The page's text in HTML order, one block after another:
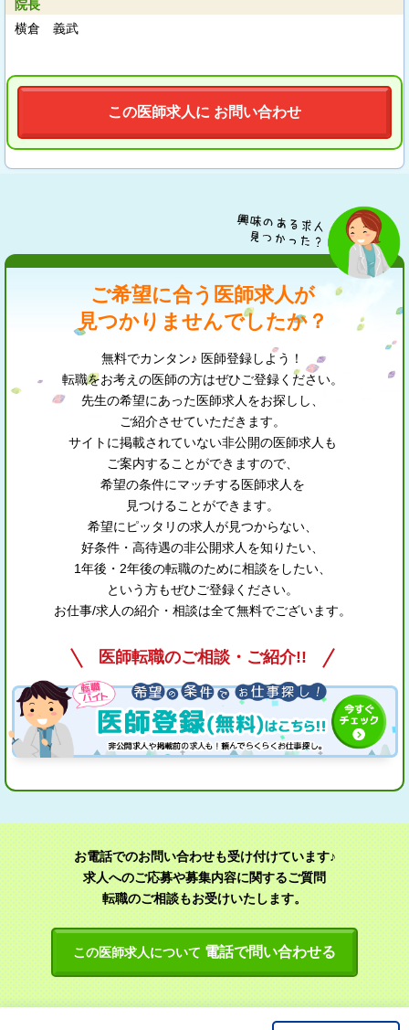
院長
横倉 義武
この医師求人に お問い合わせ
ご希望に合う医師求人が
見つかりませんでしたか？
無料でカンタン♪ 医師登録しよう！
転職をお考えの医師の方はぜひご登録ください。
先生の希望にあった医師求人をお探しし、
ご紹介させていただきます。
サイトに掲載されていない非公開の医師求人も
ご案内することができますので、
希望の条件にマッチする医師求人を
見つけることができます。
希望にピッタリの求人が見つからない、
好条件・高待遇の非公開求人を知りたい、
1年後・2年後の転職のために相談をしたい、
という方もぜひご登録ください。
お仕事/求人の紹介・相談は全て無料でございます。
医師転職のご相談・ご紹介!!
お電話でのお問い合わせも受け付けています♪
求人へのご応募や募集内容に関するご質問
転職のご相談もお受けいたします。
この医師求人について 電話で問い合わせる